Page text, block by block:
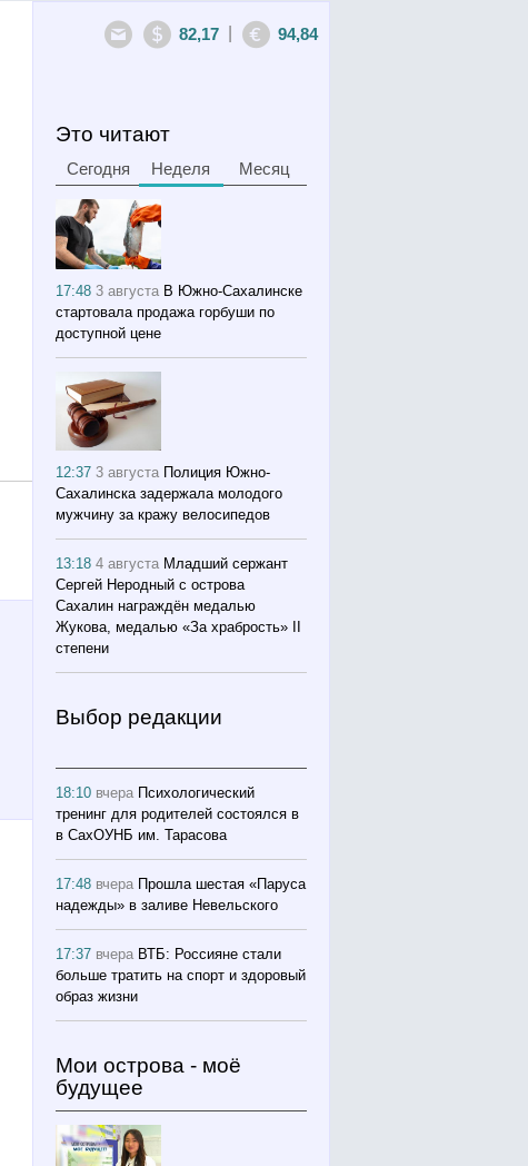
82,17 94,84
Это читают
Сегодня Неделя Месяц
17:483 августа В Южно-Сахалинске
стартовала продажа горбуши по
доступной цене
12:373 августа Полиция Южно-
Сахалинска задержала молодого
мужчину за кражу велосипедов
13:184 августа Младший сержант
Сергей Неродный с острова
Сахалин награждён медалью
Жукова, медалью «За храбрость» II
степени
Выбор редакции
18:10 вчера Психологический
тренинг для родителей состоялся в
в СахОУНБ им. Тарасова
17:48 вчера Прошла шестая «Паруса
надежды» в заливе Невельского
17:37 вчера ВТБ: Россияне стали
больше тратить на спорт и здоровый
образ жизни
Мои острова - моё
будущее